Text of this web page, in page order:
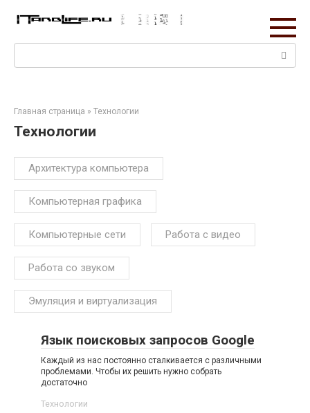
Поиск:
Главная страница » Технологии
Технологии
Архитектура компьютера
Компьютерная графика
Компьютерные сети Работа с видео
Работа со звуком
Эмуляция и виртуализация
Язык поисковых запросов Google
Каждый из нас постоянно сталкивается с различными
проблемами. Чтобы их решить нужно собрать
достаточно
Технологии